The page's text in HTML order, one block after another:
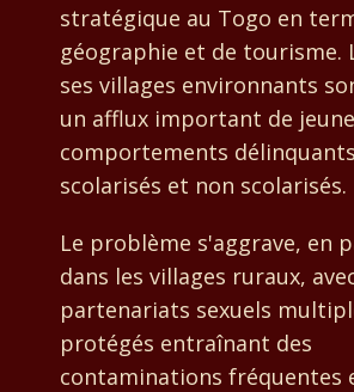
stratégique au Togo en
géographie et de tourisme.
ses villages environnants
un afflux important de
comportements
scolarisés et non scolarisés.
Le problème s'aggrave, en
dans les villages ruraux,
partenariats sexuels
protégés entraînant des
contaminations fréquentes